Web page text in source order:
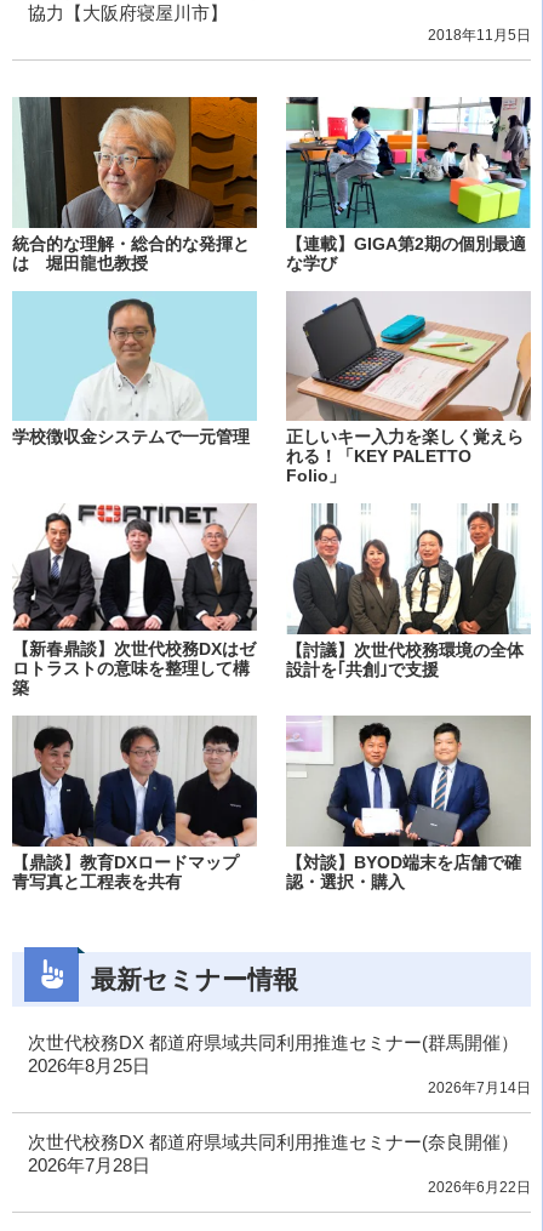
協力【大阪府寝屋川市】
2018年11月5日
統合的な理解・総合的な発揮と
は 堀田龍也教授
【連載】GIGA第2期の個別最適
な学び
学校徴収金システムで一元管理
正しいキー入力を楽しく覚えら
れる！「KEY PALETTO
Folio」
【新春鼎談】次世代校務DXはゼ
ロトラストの意味を整理して構
築
【討議】次世代校務環境の全体
設計を｢共創｣で支援
【鼎談】教育DXロードマップ
青写真と工程表を共有
【対談】BYOD端末を店舗で確
認・選択・購入
最新セミナー情報
次世代校務DX 都道府県域共同利用推進セミナー(群馬開催）
2026年8月25日
2026年7月14日
次世代校務DX 都道府県域共同利用推進セミナー(奈良開催）
2026年7月28日
2026年6月22日